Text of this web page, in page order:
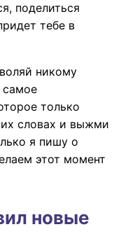
поделиться
тебе в
никому
самое
только
словах и выжми
я пишу о
этот момент
новые